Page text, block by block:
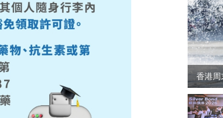
香港